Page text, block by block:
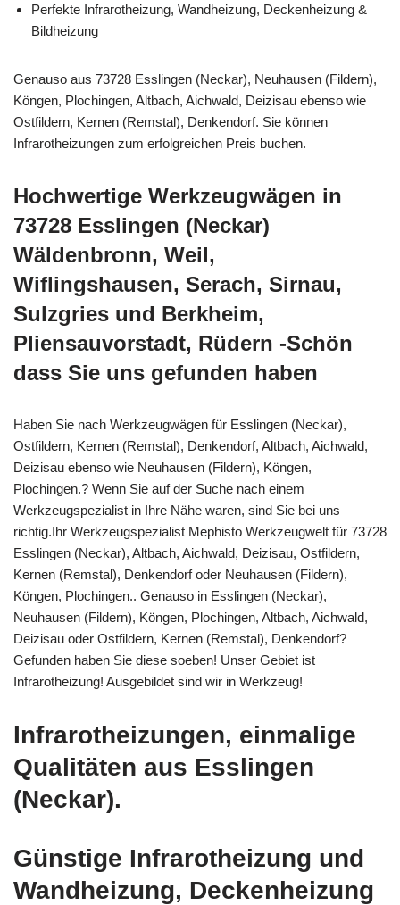
Perfekte Infrarotheizung, Wandheizung, Deckenheizung &
Bildheizung
Genauso aus 73728 Esslingen (Neckar), Neuhausen (Fildern),
Köngen, Plochingen, Altbach, Aichwald, Deizisau ebenso wie
Ostfildern, Kernen (Remstal), Denkendorf. Sie können
Infrarotheizungen zum erfolgreichen Preis buchen.
Hochwertige Werkzeugwägen in
73728 Esslingen (Neckar)
Wäldenbronn, Weil,
Wiflingshausen, Serach, Sirnau,
Sulzgries und Berkheim,
Pliensauvorstadt, Rüdern -Schön
dass Sie uns gefunden haben
Haben Sie nach Werkzeugwägen für Esslingen (Neckar),
Ostfildern, Kernen (Remstal), Denkendorf, Altbach, Aichwald,
Deizisau ebenso wie Neuhausen (Fildern), Köngen,
Plochingen.? Wenn Sie auf der Suche nach einem
Werkzeugspezialist in Ihre Nähe waren, sind Sie bei uns
richtig.Ihr Werkzeugspezialist Mephisto Werkzeugwelt für 73728
Esslingen (Neckar), Altbach, Aichwald, Deizisau, Ostfildern,
Kernen (Remstal), Denkendorf oder Neuhausen (Fildern),
Köngen, Plochingen.. Genauso in Esslingen (Neckar),
Neuhausen (Fildern), Köngen, Plochingen, Altbach, Aichwald,
Deizisau oder Ostfildern, Kernen (Remstal), Denkendorf?
Gefunden haben Sie diese soeben! Unser Gebiet ist
Infrarotheizung! Ausgebildet sind wir in Werkzeug!
Infrarotheizungen, einmalige
Qualitäten aus Esslingen
(Neckar).
Günstige Infrarotheizung und
Wandheizung, Deckenheizung